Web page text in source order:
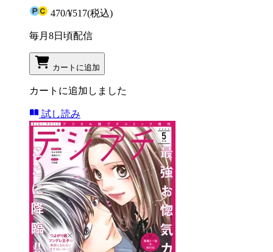
470/¥517(税込)
毎月8日頃配信
カートに追加
カートに追加しました
試し読み